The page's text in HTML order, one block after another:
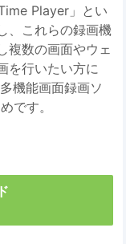
Player」とい
、これらの録画機
複数の画面やウェ
を行いたい方に
機能画面録画ソ
です。